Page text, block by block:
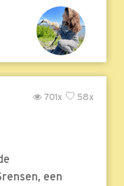
58x
701x
een